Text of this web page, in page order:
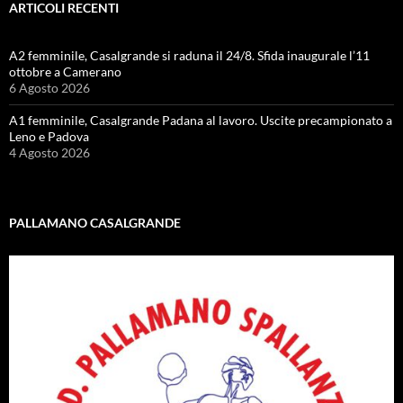
ARTICOLI RECENTI
A2 femminile, Casalgrande si raduna il 24/8. Sfida inaugurale l’11
ottobre a Camerano
6 Agosto 2026
A1 femminile, Casalgrande Padana al lavoro. Uscite precampionato a
Leno e Padova
4 Agosto 2026
PALLAMANO CASALGRANDE